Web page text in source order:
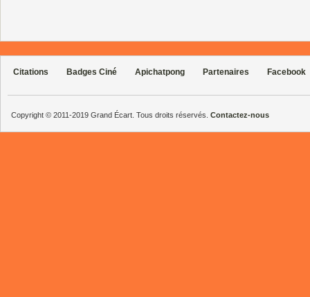
Citations Badges Ciné Apichatpong Partenaires Facebook
Copyright © 2011-2019 Grand Écart. Tous droits réservés. Contactez-nous